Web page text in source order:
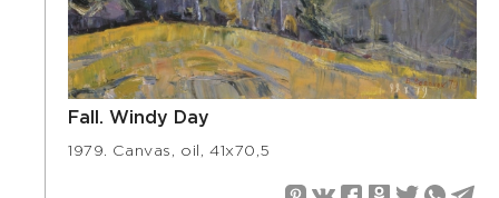
Fall. Windy Day
1979. Canvas, oil, 41х70,5